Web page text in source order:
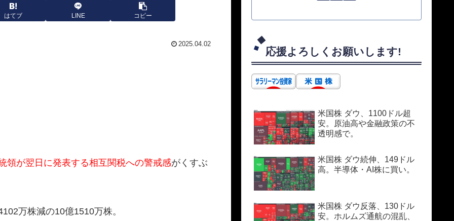
はてブ LINE コピー
2025.04.02
領が翌日に発表する相互関税への警戒感がくすぶ
万株減の10億1510万株。
応援よろしくお願いします!
米国株 ダウ、1100ドル超
安。原油高や金融政策の不
透明感で。
米国株 ダウ続伸、149ドル
高。半導体・AI株に買い。
米国株 ダウ反落、130ドル
安。ホルムズ通航の混乱、